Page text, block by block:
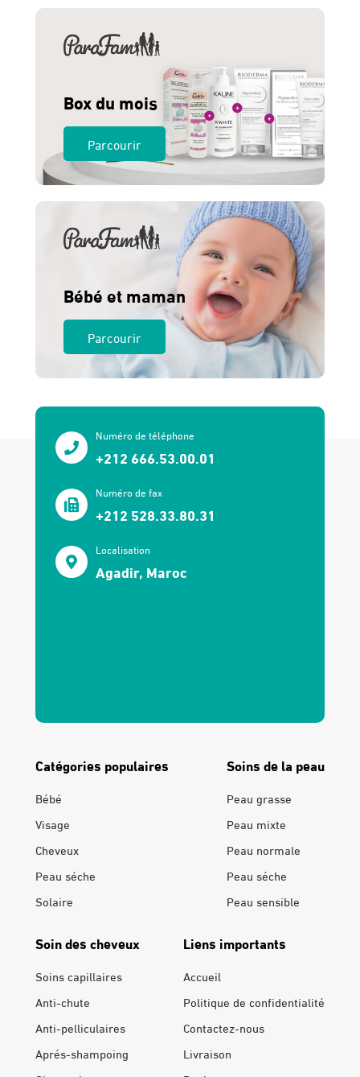
Box du mois
Parcourir
Bébé et maman
Parcourir
Numéro de téléphone
+212 666.53.00.01
Numéro de fax
+212 528.33.80.31
Localisation
Agadir, Maroc
Catégories populaires
Bébé
Visage
Cheveux
Peau séche
Solaire
Soins de la peau
Peau grasse
Peau mixte
Peau normale
Peau séche
Peau sensible
Soin des cheveux
Soins capillaires
Anti-chute
Anti-pelliculaires
Aprés-shampoing
Liens importants
Accueil
Politique de confidentialité
Contactez-nous
Livraison